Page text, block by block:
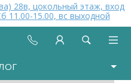
28в, цокольный этаж, вход
11.00-15.00, вс выходной